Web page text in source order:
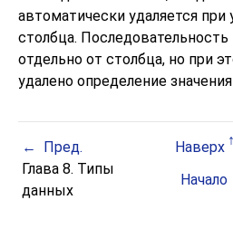
автоматически удаляется при
столбца.
отдельно от столбца, но при
удалено определение
Пред. Наверх
Глава 8. Типы
данных
Начало